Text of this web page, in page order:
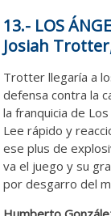
13.- LOS
Josiah
Trotter llegaría a
defensa contra la
la franquicia de
Lee rápido y
ese plus de
va el juego y su
por desgarro del